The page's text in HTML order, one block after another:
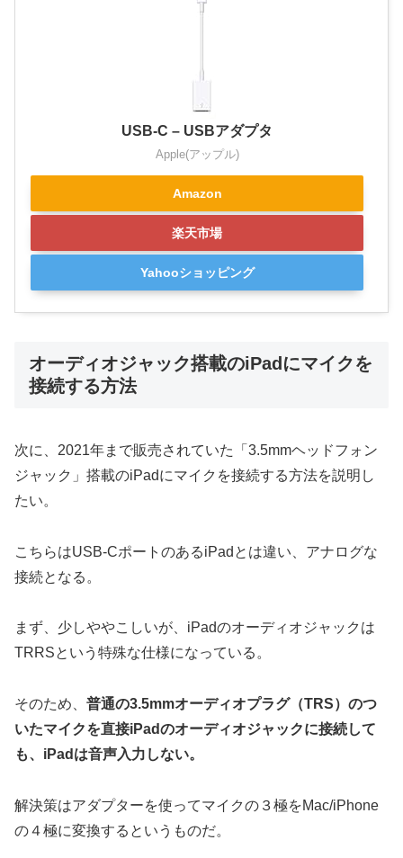
USB-C – USBアダプタ
Apple(アップル)
Amazon
楽天市場
Yahooショッピング
オーディオジャック搭載のiPadにマイクを
接続する方法
次に、2021年まで販売されていた「3.5mmヘッドフォン
ジャック」搭載のiPadにマイクを接続する方法を説明し
たい。
こちらはUSB-CポートのあるiPadとは違い、アナログな
接続となる。
まず、少しややこしいが、iPadのオーディオジャックは
TRRSという特殊な仕様になっている。
そのため、 普通の3.5mmオーディオプラグ（TRS）のつ
いたマイクを直接iPadのオーディオジャックに接続して
も、iPadは音声入力しない。
解決策はアダプターを使ってマイクの３極をMac/iPhone
の４極に変換するというものだ。